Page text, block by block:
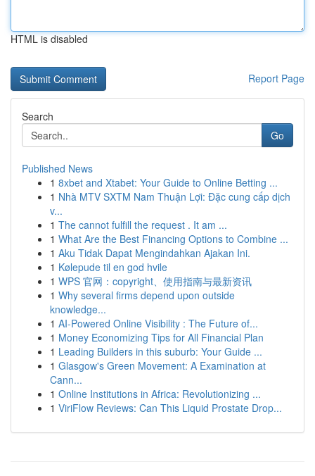
HTML is disabled
Report Page
Search
Go
Published News
1 8xbet and Xtabet: Your Guide to Online Betting ...
1 Nhà MTV SXTM Nam Thuận Lợi: Đặc cung cấp dịch
v...
1 The cannot fulfill the request . It am ...
1 What Are the Best Financing Options to Combine ...
1 Aku Tidak Dapat Mengindahkan Ajakan Ini.
1 Kølepude til en god hvile
1 WPS 官网：copyright、使用指南与最新资讯
1 Why several firms depend upon outside
knowledge...
1 AI-Powered Online Visibility : The Future of...
1 Money Economizing Tips for All Financial Plan
1 Leading Builders in this suburb: Your Guide ...
1 Glasgow's Green Movement: A Examination at
Cann...
1 Online Institutions in Africa: Revolutionizing ...
1 ViriFlow Reviews: Can This Liquid Prostate Drop...